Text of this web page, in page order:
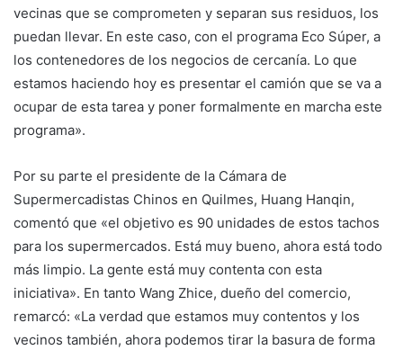
vecinas que se comprometen y separan sus residuos, los
puedan llevar. En este caso, con el programa Eco Súper, a
los contenedores de los negocios de cercanía. Lo que
estamos haciendo hoy es presentar el camión que se va a
ocupar de esta tarea y poner formalmente en marcha este
programa».
Por su parte el presidente de la Cámara de
Supermercadistas Chinos en Quilmes, Huang Hanqin,
comentó que «el objetivo es 90 unidades de estos tachos
para los supermercados. Está muy bueno, ahora está todo
más limpio. La gente está muy contenta con esta
iniciativa». En tanto Wang Zhice, dueño del comercio,
remarcó: «La verdad que estamos muy contentos y los
vecinos también, ahora podemos tirar la basura de forma